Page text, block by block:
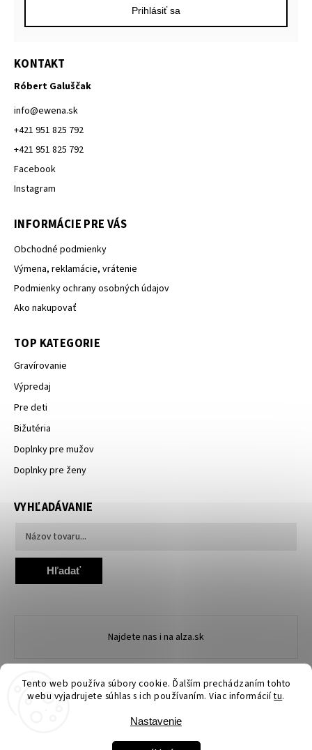
Tento web používa súbory cookie. Ďalším prechádzaním tohto
webu vyjadrujete súhlas s ich používaním. Viac informáciítu.
Nastavenie
Prihlásiť sa
KONTAKT
Róbert Galuščak
info@ewena.sk
+421 951 825 792
+421 951 825 792
Facebook
Instagram
INFORMÁCIE PRE VÁS
Obchodné podmienky
Výmena, reklamácie, vrátenie
Podmienky ochrany osobných údajov
Ako nakupovať
TOP KATEGORIE
Gravírovanie
Výpredaj
Pre deti
Bižutéria
Doplnky pre mužov
Doplnky pre ženy
VYHĽADÁVANIE
Hľadať
Najdete nas i na alza.sk
Upraviť nastavenie cookies